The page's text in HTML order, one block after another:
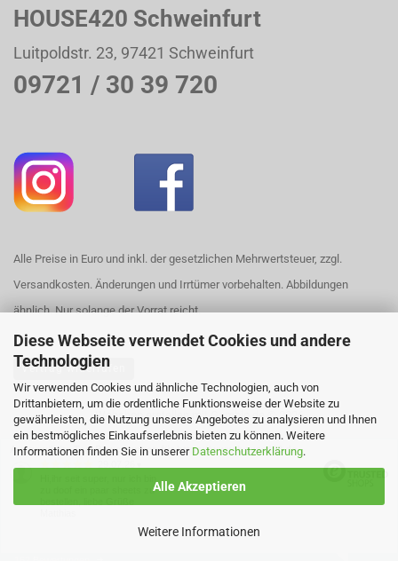
Diese Webseite verwendet Cookies und andere
Technologien
Wir verwenden Cookies und ähnliche Technologien, auch von
Drittanbietern, um die ordentliche Funktionsweise der Website zu
gewährleisten, die Nutzung unseres Angebotes zu analysieren und Ihnen
ein bestmögliches Einkaufserlebnis bieten zu können. Weitere
Informationen finden Sie in unserer Datenschutzerklärung.
Alle Akzeptieren
Weitere Informationen
HOUSE420 Schweinfurt
Luitpoldstr. 23, 97421 Schweinfurt
09721 / 30 39 720
Alle Preise in Euro und inkl. der gesetzlichen Mehrwertsteuer, zzgl.
Versandkosten. Änderungen und Irrtümer vorbehalten. Abbildungen
ähnlich. Nur solange der Vorrat reicht.
Vertrag widerrufen
Webshop erstellenmit Gambio.de © 2026
Ausgewählte Top-Bewertungen für https://www.house420.de
zu doof ein paar sheets zu